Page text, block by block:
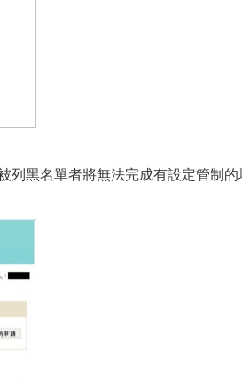
列黑名單者將無法完成有設定管制的